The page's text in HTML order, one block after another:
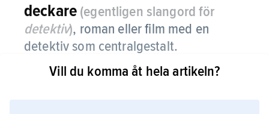
deckare (egentligen slangord för
detektiv), roman eller film med en
detektiv som centralgestalt.
Vill du komma åt hela artikeln?